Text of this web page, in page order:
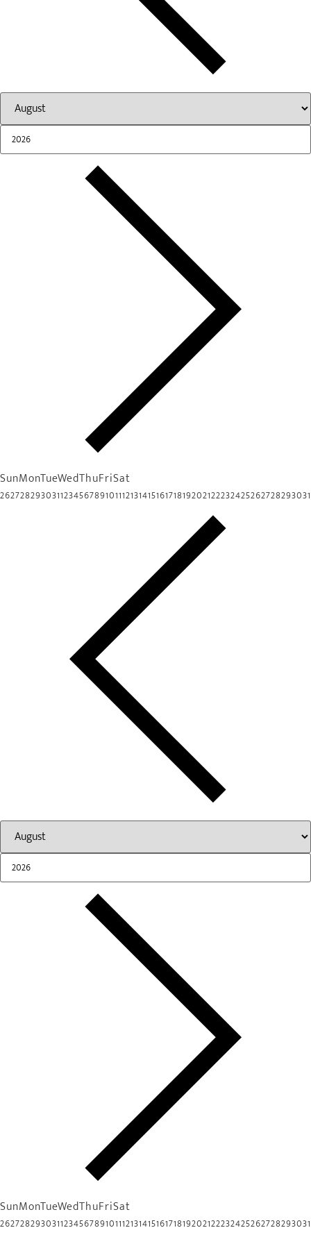
SunMonTueWedThuFriSat
26272829303112345678910111213141516171819202122232425262728293031
SunMonTueWedThuFriSat
26272829303112345678910111213141516171819202122232425262728293031